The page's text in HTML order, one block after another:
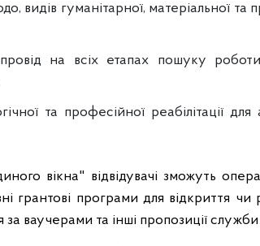
видів гуманітарної, матеріальної та
на всіх етапах пошуку
та професійної реабілітації
вікна" відвідувачі зможуть
грантові програми для відкриття чи
ваучерами та інші пропозиції служби